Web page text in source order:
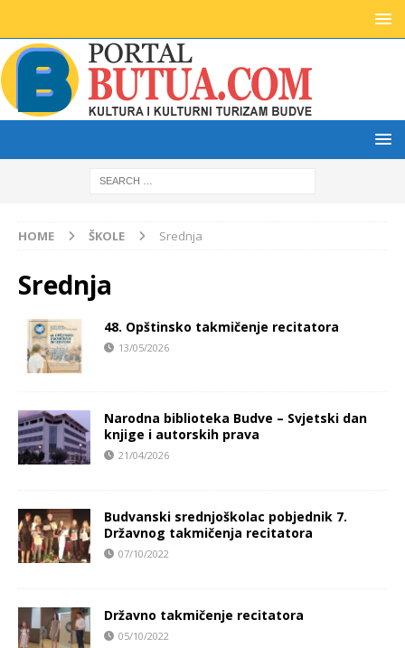
HOME ŠKOLE Srednja
Srednja
48. Opštinsko takmičenje recitatora
13/05/2026
Narodna biblioteka Budve – Svjetski dan
knjige i autorskih prava
21/04/2026
Budvanski srednjoškolac pobjednik 7.
Državnog takmičenja recitatora
07/10/2022
Državno takmičenje recitatora
05/10/2022